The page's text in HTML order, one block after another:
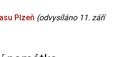
Plzeň (odvysíláno 11. září